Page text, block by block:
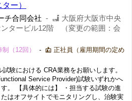
ー）
チ合同会社 -
大阪府大阪市中央
タービル12階 （変更の範囲：会
（12回） -
正社員（雇用期間の定め
験における CRA業務をお願いします。
Service Provider)試験いずれかへ
。 【具体的には】 ・担当する試験の進
はオフサイトでモニタリングし、治験実